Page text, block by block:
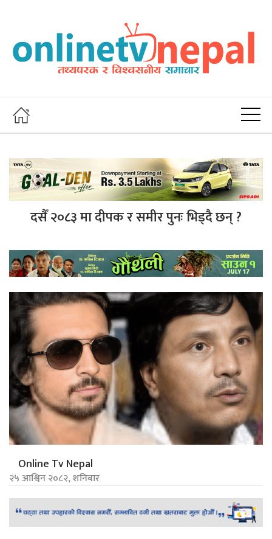
दसैँ २०८३ मा दीपक र समीर पुनः भिड्दै छन् ?
Online Tv Nepal
२५ आश्विन २०८२, शनिबार